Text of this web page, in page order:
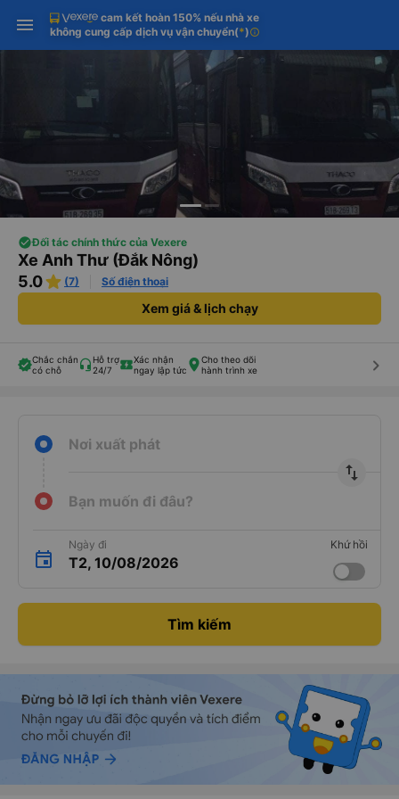
Tải app Vexere ngay!
Nhận ưu đãi thành viên độc
quyền
Tải app Vexere
-30k/ghế khi đặt vé máy bay qua
app
cam kết hoàn 150% nếu nhà xe
không cung cấp dịch vụ vận chuyển(*)info
Đối tác chính thức của Vexere
Xe Anh Thư (Đắk Nông)
5.0
(7) Số điện thoại
Xem giá & lịch chạy
Chắc chắn
có chỗ
Hỗ trợ
24/7
Xác nhận
ngay lập tức
Cho theo dõi
hành trình xe
keyboard_arrow_right
Nơi xuất phát
import_export
Bạn muốn đi đâu?
Ngày đi
T2, 10/08/2026
Khứ hồi
Tìm kiếm